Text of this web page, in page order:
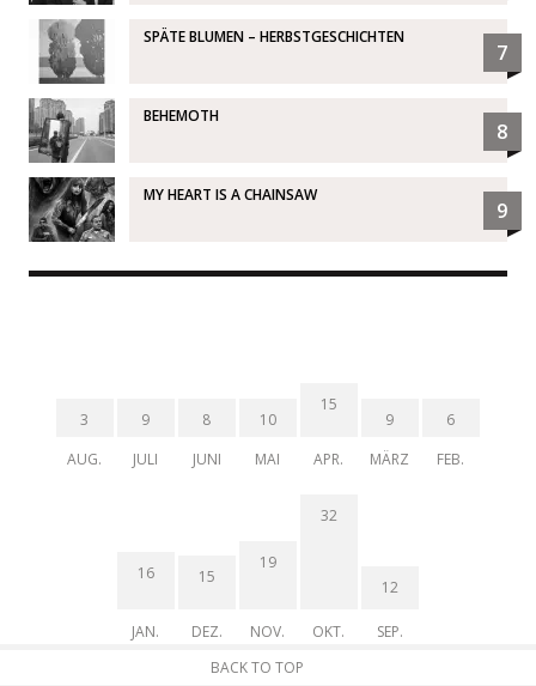
SPÄTE BLUMEN – HERBSTGESCHICHTEN
7
BEHEMOTH
8
MY HEART IS A CHAINSAW
9
3
AUG.
9
JULI
8
JUNI
10
MAI
15
APR.
9
MÄRZ
6
FEB.
16
JAN.
15
DEZ.
19
NOV.
32
OKT.
12
SEP.
BACK TO TOP